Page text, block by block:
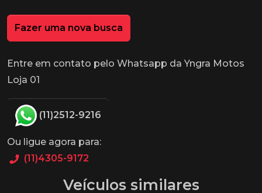
Fazer uma nova busca
Entre em contato pelo Whatsapp da Yngra Motos
Loja 01
(11)2512-9216
Ou ligue agora para:
(11)4305-9172
Veículos similares